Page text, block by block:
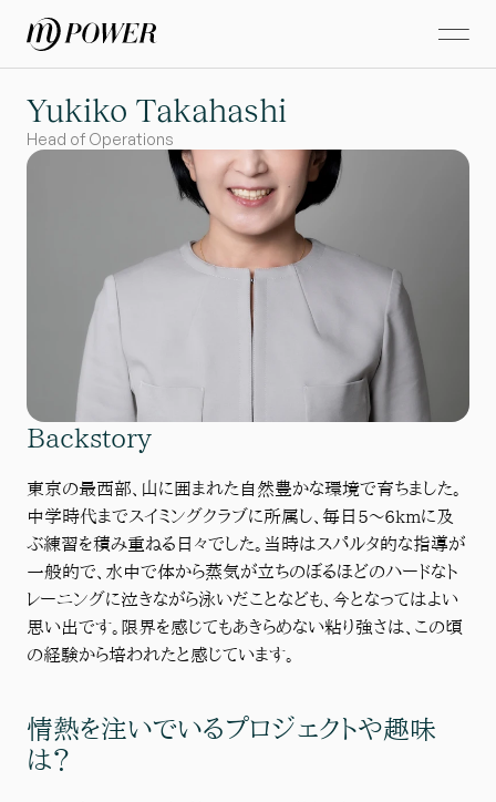
Backstory
東京の最西部、山に囲まれた自然豊かな環境で育ちました。
中学時代までスイミングクラブに所属し、毎日5〜6kmに及
ぶ練習を積み重ねる日々でした。当時はスパルタ的な指導が
一般的で、水中で体から蒸気が立ちのぼるほどのハードなト
レーニングに泣きながら泳いだことなども、今となってはよい
思い出です。限界を感じてもあきらめない粘り強さは、この頃
の経験から培われたと感じています。
情熱を注いでいるプロジェクトや趣味
は？
Yukiko Takahashi
Head of Operations